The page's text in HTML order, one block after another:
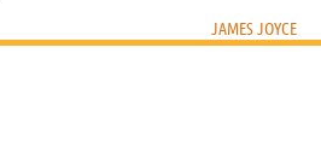
JAMES JOYCE